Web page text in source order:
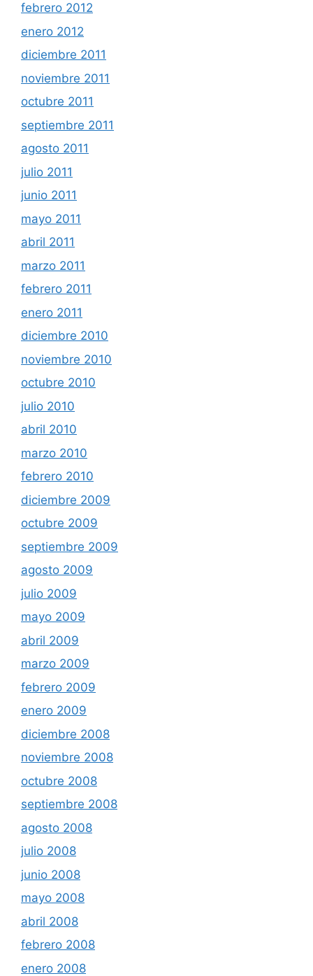
febrero 2012
enero 2012
diciembre 2011
noviembre 2011
octubre 2011
septiembre 2011
agosto 2011
julio 2011
junio 2011
mayo 2011
abril 2011
marzo 2011
febrero 2011
enero 2011
diciembre 2010
noviembre 2010
octubre 2010
julio 2010
abril 2010
marzo 2010
febrero 2010
diciembre 2009
octubre 2009
septiembre 2009
agosto 2009
julio 2009
mayo 2009
abril 2009
marzo 2009
febrero 2009
enero 2009
diciembre 2008
noviembre 2008
octubre 2008
septiembre 2008
agosto 2008
julio 2008
junio 2008
mayo 2008
abril 2008
febrero 2008
enero 2008